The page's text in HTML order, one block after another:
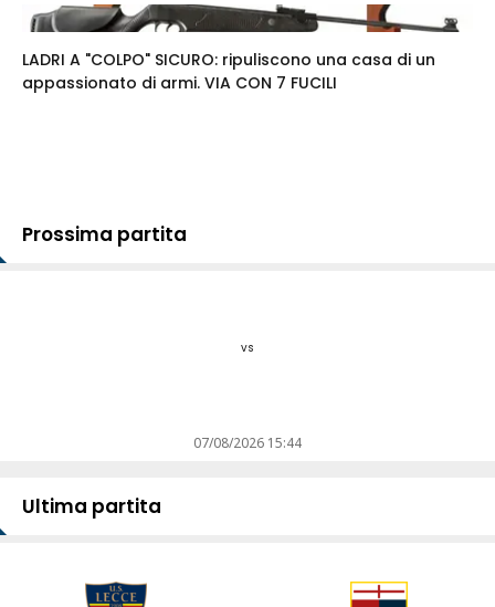
LADRI A "COLPO" SICURO: ripuliscono una casa di un
appassionato di armi. VIA CON 7 FUCILI
Prossima partita
vs
07/08/2026 15:44
Ultima partita